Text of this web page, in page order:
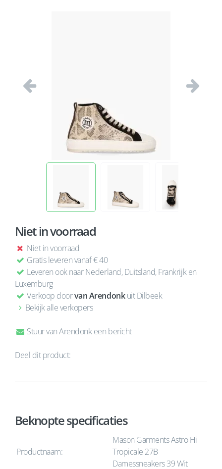
Vorige
Niet in voorraad
Niet in voorraad
Gratis leveren vanaf € 40
Leveren ook naar Nederland, Duitsland, Frankrijk en
Luxemburg
Verkoop doorvan Arendonkuit Dilbeek
Bekijk alle verkopers
Stuur van Arendonk een bericht
Deel dit product:
Beknopte specificaties
Productnaam:
Mason Garments Astro Hi
Tropicale 27B
Damessneakers 39 Wit